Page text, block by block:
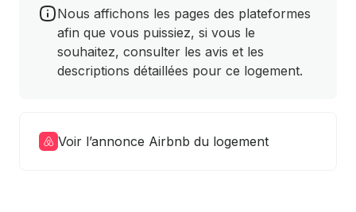
Nous affichons les pages des plateformes
afin que vous puissiez, si vous le
souhaitez, consulter les avis et les
descriptions détaillées pour ce logement.
Voir l’annonce Airbnb du logement